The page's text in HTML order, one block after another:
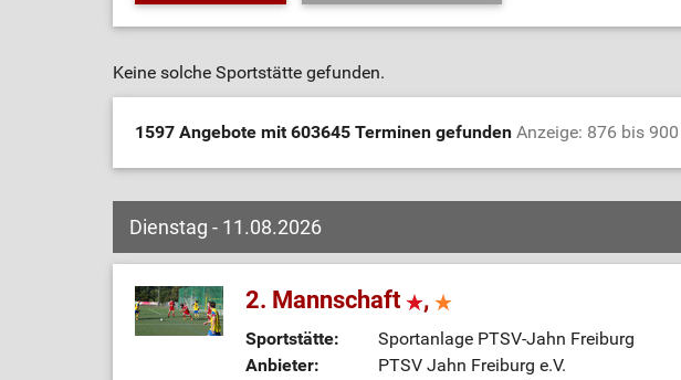
Keine solche Sportstätte gefunden.
1597 Angebote mit 603645 Terminen gefunden Anzeige: 876 bis 900
Dienstag - 11.08.2026
2. Mannschaft ,
Sportstätte:
Sportanlage PTSV-Jahn Freiburg
Anbieter:
PTSV Jahn Freiburg e.V.